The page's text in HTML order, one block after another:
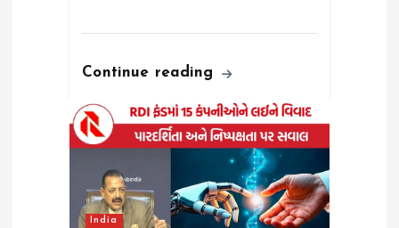
Continue reading
India